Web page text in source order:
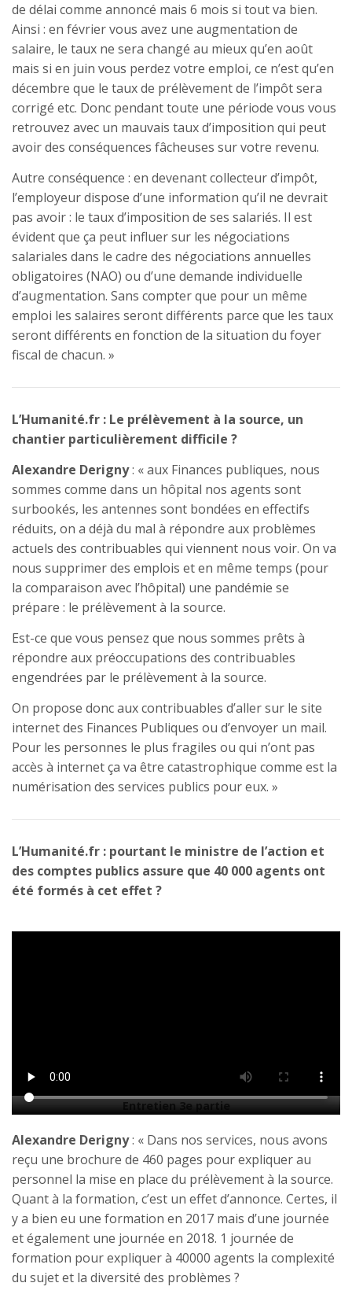
de délai comme annoncé mais 6 mois si tout va bien.
Ainsi : en février vous avez une augmentation de
salaire, le taux ne sera changé au mieux qu’en août
mais si en juin vous perdez votre emploi, ce n’est qu’en
décembre que le taux de prélèvement de l’impôt sera
corrigé etc. Donc pendant toute une période vous vous
retrouvez avec un mauvais taux d’imposition qui peut
avoir des conséquences fâcheuses sur votre revenu.
Autre conséquence : en devenant collecteur d’impôt,
l’employeur dispose d’une information qu’il ne devrait
pas avoir : le taux d’imposition de ses salariés. Il est
évident que ça peut influer sur les négociations
salariales dans le cadre des négociations annuelles
obligatoires (NAO) ou d’une demande individuelle
d’augmentation. Sans compter que pour un même
emploi les salaires seront différents parce que les taux
seront différents en fonction de la situation du foyer
fiscal de chacun. »
L’Humanité.fr : Le prélèvement à la source, un
chantier particulièrement difficile ?
Alexandre Derigny: « aux Finances publiques, nous
sommes comme dans un hôpital nos agents sont
surbookés, les antennes sont bondées en effectifs
réduits, on a déjà du mal à répondre aux problèmes
actuels des contribuables qui viennent nous voir. On va
nous supprimer des emplois et en même temps (pour
la comparaison avec l’hôpital) une pandémie se
prépare : le prélèvement à la source.
Est-ce que vous pensez que nous sommes prêts à
répondre aux préoccupations des contribuables
engendrées par le prélèvement à la source.
On propose donc aux contribuables d’aller sur le site
internet des Finances Publiques ou d’envoyer un mail.
Pour les personnes le plus fragiles ou qui n’ont pas
accès à internet ça va être catastrophique comme est la
numérisation des services publics pour eux. »
L’Humanité.fr : pourtant le ministre de l’action et
des comptes publics assure que 40 000 agents ont
été formés à cet effet ?
Entretien 3e partie
Alexandre Derigny: « Dans nos services, nous avons
reçu une brochure de 460 pages pour expliquer au
personnel la mise en place du prélèvement à la source.
Quant à la formation, c’est un effet d’annonce. Certes, il
y a bien eu une formation en 2017 mais d’une journée
et également une journée en 2018. 1 journée de
formation pour expliquer à 40000 agents la complexité
du sujet et la diversité des problèmes ?